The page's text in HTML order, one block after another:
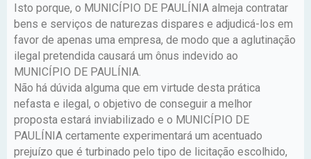
Isto porque, o MUNICÍPIO DE PAULÍNIA almeja contratar
bens e serviços de naturezas dispares e adjudicá-los em
favor de apenas uma empresa, de modo que a aglutinação
ilegal pretendida causará um ônus indevido ao
MUNICÍPIO DE PAULÍNIA.
Não há dúvida alguma que em virtude desta prática
nefasta e ilegal, o objetivo de conseguir a melhor
proposta estará inviabilizado e o MUNICÍPIO DE
PAULÍNIA certamente experimentará um acentuado
prejuízo que é turbinado pelo tipo de licitação escolhido,